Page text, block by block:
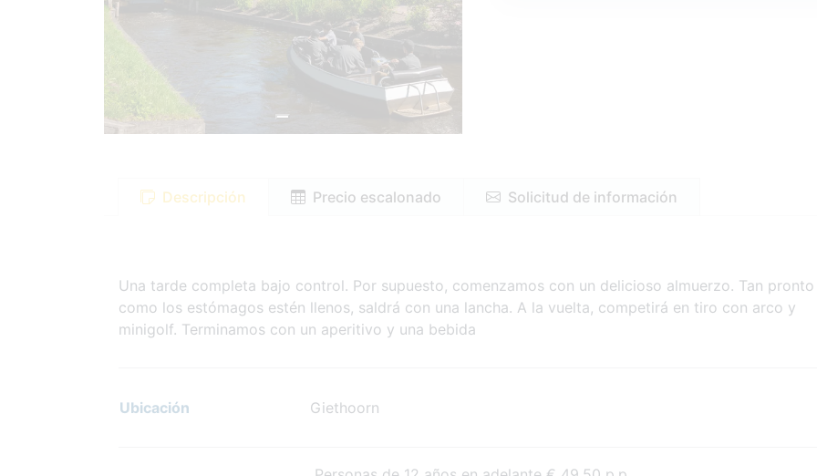
Descripción Precio escalonado Solicitud de información
Una tarde completa bajo control. Por supuesto, comenzamos con un delicioso almuerzo. Tan pronto
como los estómagos estén llenos, saldrá con una lancha. A la vuelta, competirá en tiro con arco y
minigolf. Terminamos con un aperitivo y una bebida
Ubicación Giethoorn